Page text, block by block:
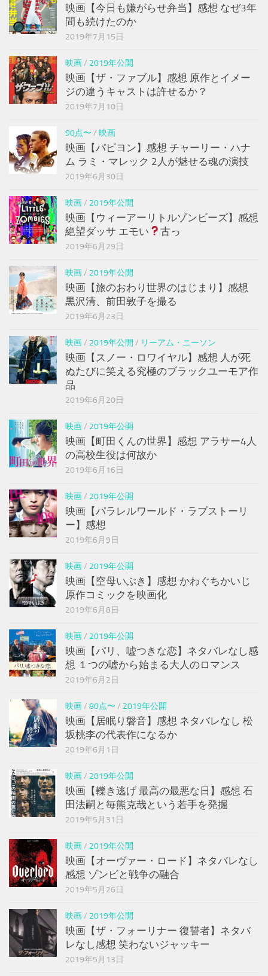
映画【今日も嫌がらせ弁当】感想 なぜ3年
間も続けたのか
2019年7月15日
映画/ 2019年公開
映画【ザ・ファブル】感想 原作とイメー
ジの違うキャストは許せるか？
2019年7月10日
90点〜 / 映画
映画【パピヨン】感想 チャーリー・ハナ
ム ラミ・マレック 2人が魅せる魂の演技
2019年6月30日
映画/ 2019年公開
映画【ウィーアーリトルゾンビーズ】感想
絶望ダッサ エモい
古っ
2019年6月29日
映画/ 2019年公開
映画【旅のおわり世界のはじまり】感想
黒沢清、前田敦子を撮る
2019年6月23日
映画/ 2019年公開 / リーアム・ニーソン
映画【スノー・ロワイヤル】感想 人が死
ぬたびに笑える究極のブラックユーモア作
品
2019年6月20日
映画/ 2019年公開
映画【町田くんの世界】感想 アラサー4人
の高校生役は何故か
2019年6月16日
映画/ 2019年公開
映画【パラレルワールド・ラブストーリ
ー】感想
2019年6月9日
映画/ 2019年公開
映画【空母いぶき】感想 かわぐちかいじ
原作コミックを映画化
2019年6月8日
映画/ 2019年公開
映画【パリ、嘘つきな恋】ネタバレなし感
想 １つの嘘から始まる大人のロマンス
2019年6月2日
映画/ 80点〜 / 2019年公開
映画【居眠り磐音】感想 ネタバレなし 松
坂桃李の代表作になるか
2019年6月1日
映画/ 2019年公開
映画【轢き逃げ 最高の最悪な日】感想 石
田法嗣と毎熊克哉という若手を発掘
2019年5月31日
映画/ 2019年公開
映画【オーヴァー・ロード】ネタバレなし
感想 ゾンビと戦争の融合
2019年5月26日
映画/ 2019年公開
映画【ザ・フォーリナー 復讐者】ネタバ
レなし感想 笑わないジャッキー
2019年5月13日